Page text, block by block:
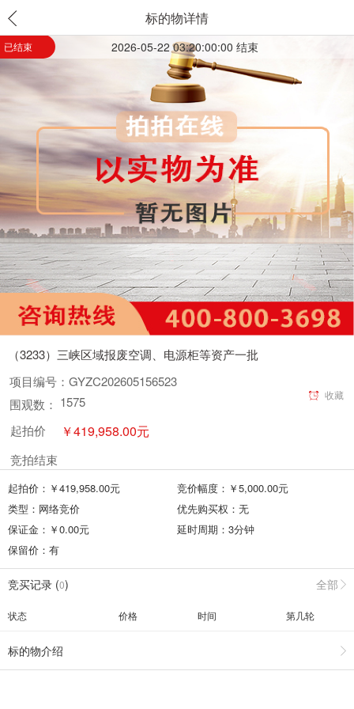
标的物详情
已结束 2026-05-22 03:20:00:00 结束
（3233）三峡区域报废空调、电源柜等资产一批
项目编号： GYZC202605156523
围观数： 1575 收藏
起拍价 ￥419,958.00元
竞拍结束
起拍价：￥419,958.00元 竞价幅度：￥5,000.00元
类型： 网络竞价 优先购买权： 无
保证金：￥0.00元 延时周期： 3分钟
保留价： 有
竞买记录 (0) 全部
状态 价格 时间 第几轮
标的物介绍